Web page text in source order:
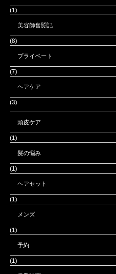
(1)
美容師奮闘記
(8)
プライベート
(7)
ヘアケア
(3)
頭皮ケア
(1)
髪の悩み
(1)
ヘアセット
(1)
メンズ
(1)
予約
(1)